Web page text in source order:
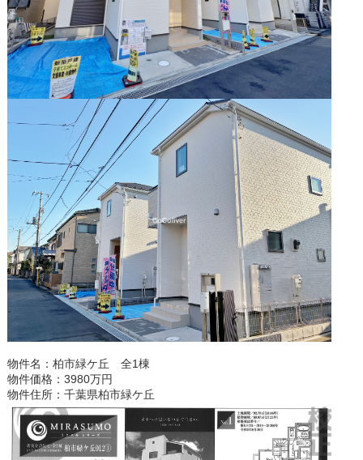
物件名：柏市緑ケ丘 全1棟
物件価格：3980万円
物件住所：千葉県柏市緑ケ丘